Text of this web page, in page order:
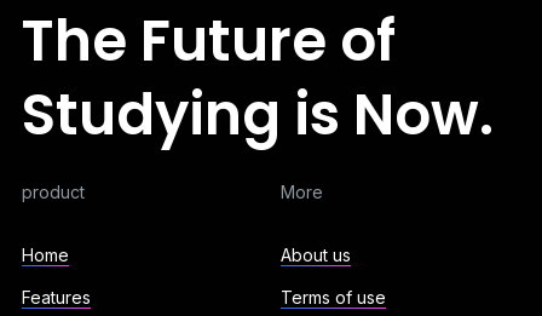
The Future of
Studying is Now.
product
Home
Features
More
About us
Terms of use